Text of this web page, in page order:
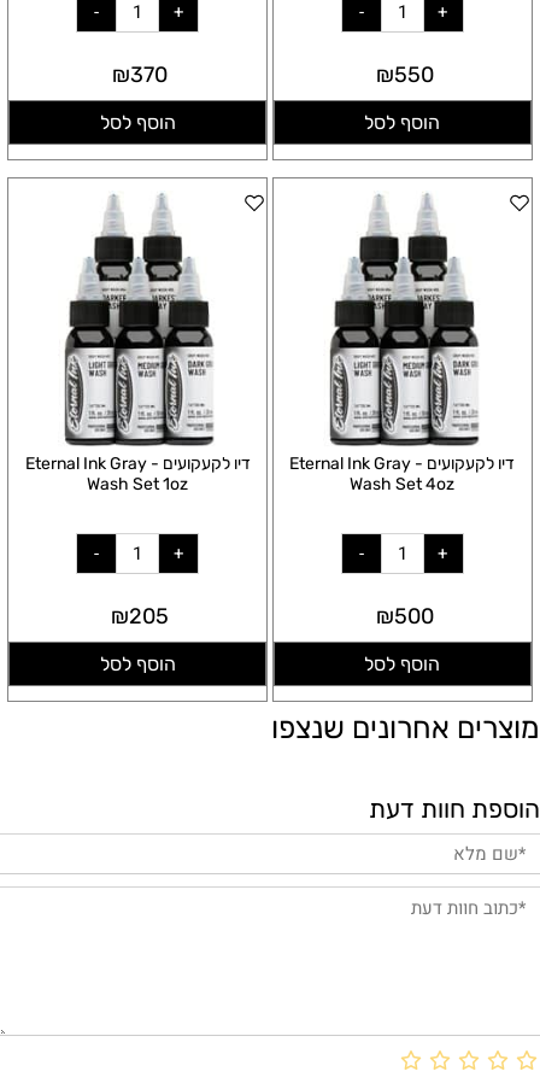
₪550
הוסף לסל
₪370
הוסף לסל
דיו לקעקועים - Eternal Ink Gray
Wash Set 4oz
₪500
הוסף לסל
דיו לקעקועים - Eternal Ink Gray
Wash Set 1oz
₪205
הוסף לסל
מוצרים אחרונים שנצפו
הוספת חוות דעת